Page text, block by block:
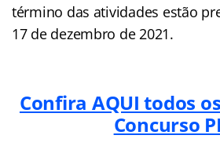
término das atividades estão
17 de dezembro de 2021.
Confira AQUI todos
Concurso